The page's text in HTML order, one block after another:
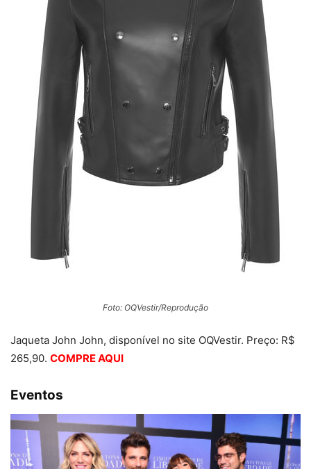
Foto: OQVestir/Reprodução
Jaqueta John John, disponível no site OQVestir. Preço: R$
265,90. COMPRE AQUI
Eventos